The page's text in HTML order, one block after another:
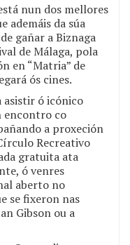
nun dos mellores
ademáis da súa
gañar a Biznaga
de Málaga, pola
en “Matria” de
ós cines.
asistir ó icónico
encontro co
a proxeción
Recreativo
gratuita ata
ó venres
aberto no
se fixeron nas
Gibson ou a